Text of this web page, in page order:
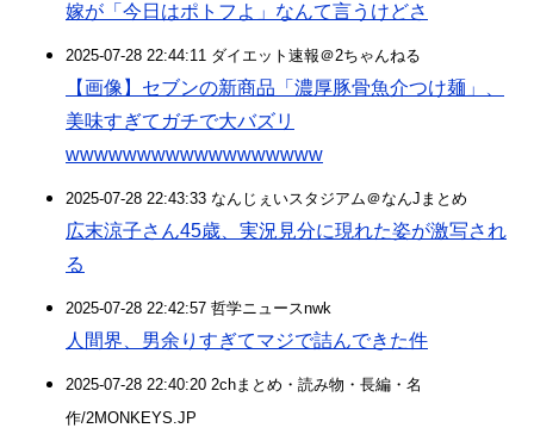
嫁が「今日はポトフよ」なんて言うけどさ
2025-07-28 22:44:11 ダイエット速報＠2ちゃんねる
【画像】セブンの新商品「濃厚豚骨魚介つけ麺」、
美味すぎてガチで大バズリ
wwwwwwwwwwwwwwwwww
2025-07-28 22:43:33 なんじぇいスタジアム＠なんJまとめ
広末涼子さん45歳、実況見分に現れた姿が激写され
る
2025-07-28 22:42:57 哲学ニュースnwk
人間界、男余りすぎてマジで詰んできた件
2025-07-28 22:40:20 2chまとめ・読み物・長編・名
作/2MONKEYS.JP